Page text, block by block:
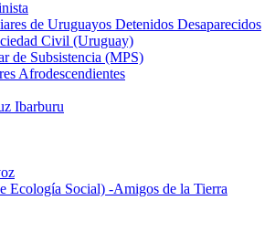
de Uruguayos Detenidos Desaparecidos
Civil (Uruguay)
de Subsistencia (MPS)
Afrodescendientes
Ibarburu
Ecología Social) -Amigos de la Tierra